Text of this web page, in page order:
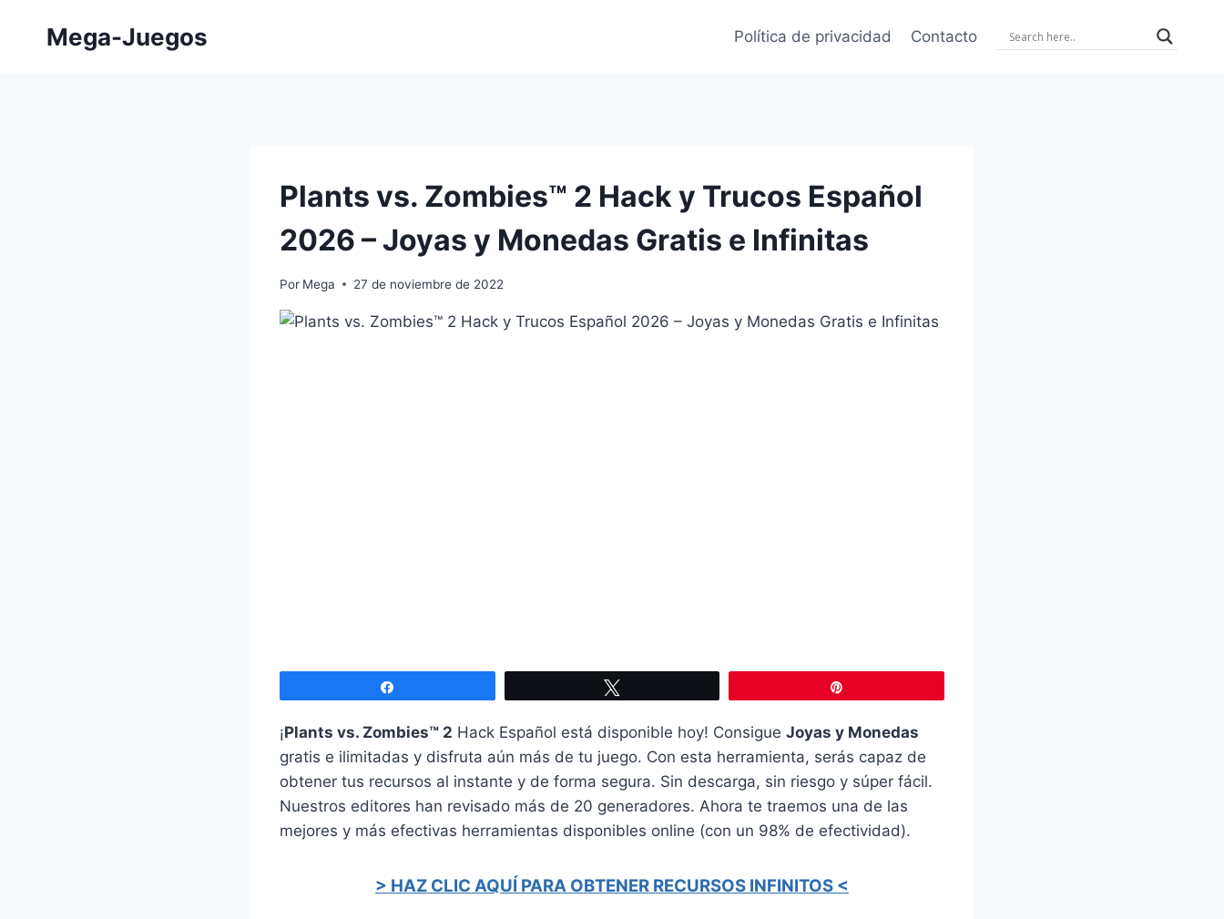
Mega-Juegos Política de privacidad Contacto
Plants vs. Zombies™ 2 Hack y Trucos Español
2026 – Joyas y Monedas Gratis e Infinitas
Por Mega 27 de noviembre de 2022
¡Plants vs. Zombies™ 2 Hack Español está disponible hoy! Consigue Joyas y Monedas
gratis e ilimitadas y disfruta aún más de tu juego. Con esta herramienta, serás capaz de
obtener tus recursos al instante y de forma segura. Sin descarga, sin riesgo y súper fácil.
Nuestros editores han revisado más de 20 generadores. Ahora te traemos una de las
mejores y más efectivas herramientas disponibles online (con un 98% de efectividad).
> HAZ CLIC AQUÍ PARA OBTENER RECURSOS INFINITOS <